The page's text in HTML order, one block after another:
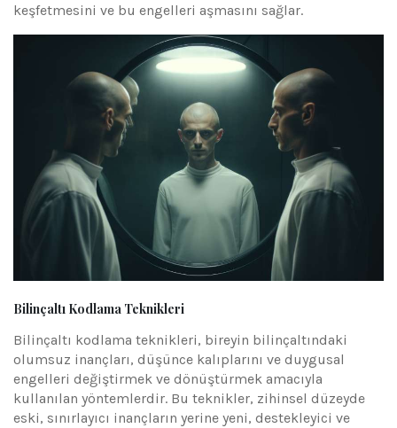
keşfetmesini ve bu engelleri aşmasını sağlar.
Bilinçaltı Kodlama Teknikleri
Bilinçaltı kodlama teknikleri, bireyin bilinçaltındaki
olumsuz inançları, düşünce kalıplarını ve duygusal
engelleri değiştirmek ve dönüştürmek amacıyla
kullanılan yöntemlerdir. Bu teknikler, zihinsel düzeyde
eski, sınırlayıcı inançların yerine yeni, destekleyici ve